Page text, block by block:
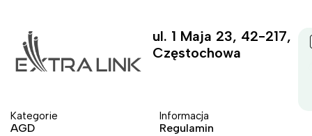
ul. 1 Maja 23, 42-217,
Częstochowa
Kategorie
AGD
Informacja
Regulamin